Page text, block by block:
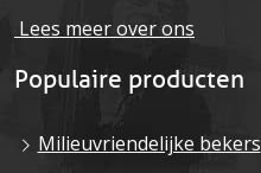
Lees meer over ons
Populaire producten
Milieuvriendelijke bekers